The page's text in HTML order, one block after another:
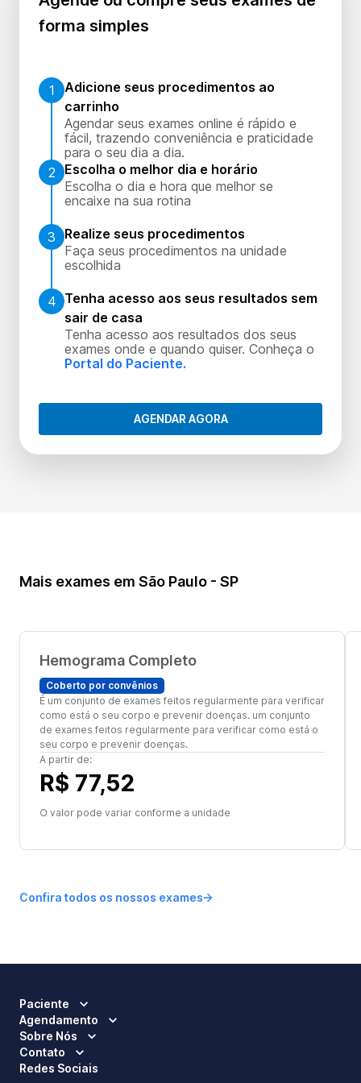
forma simples
1
Adicione seus procedimentos ao
carrinho
Agendar seus exames online é rápido e
fácil, trazendo conveniência e praticidade
para o seu dia a dia.
2
Escolha o melhor dia e horário
Escolha o dia e hora que melhor se
encaixe na sua rotina
3
Realize seus procedimentos
Faça seus procedimentos na unidade
escolhida
4 Tenha acesso aos seus resultados sem
sair de casa
Tenha acesso aos resultados dos seus
exames onde e quando quiser. Conheça o
Portal do Paciente.
AGENDAR AGORA
Mais exames em São Paulo - SP
Hemograma Completo
Coberto por convênios
É um conjunto de exames feitos regularmente para verificar
como está o seu corpo e prevenir doenças. um conjunto
de exames feitos regularmente para verificar como está o
seu corpo e prevenir doenças.
A partir de:
R$ 77,52
O valor pode variar conforme a unidade
Confira todos os nossos exames
Paciente
Agendamento
Sobre Nós
Contato
Redes Sociais